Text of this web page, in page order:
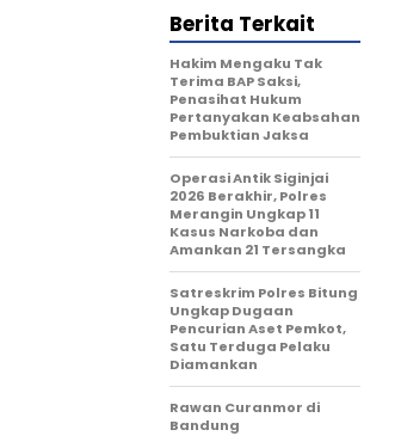
Berita Terkait
Hakim Mengaku Tak
Terima BAP Saksi,
Penasihat Hukum
Pertanyakan Keabsahan
Pembuktian Jaksa
Operasi Antik Siginjai
2026 Berakhir, Polres
Merangin Ungkap 11
Kasus Narkoba dan
Amankan 21 Tersangka
Satreskrim Polres Bitung
Ungkap Dugaan
Pencurian Aset Pemkot,
Satu Terduga Pelaku
Diamankan
Rawan Curanmor di
Bandung